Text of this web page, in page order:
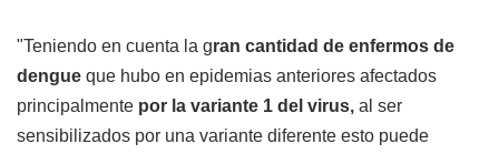
"Teniendo en cuenta la gran cantidad de enfermos de
dengue que hubo en epidemias anteriores afectados
principalmente por la variante 1 del virus, al ser
sensibilizados por una variante diferente esto puede